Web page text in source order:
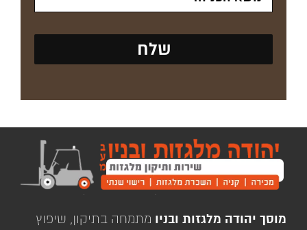
מוסך יהודה מלגזות ובניו מתמחה בתיקון, שיפוץ